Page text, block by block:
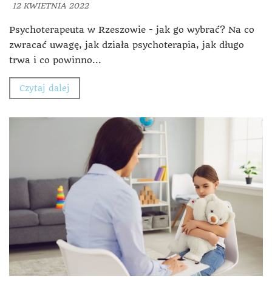
12 KWIETNIA 2022
Psychoterapeuta w Rzeszowie - jak go wybrać? Na co
zwracać uwagę, jak działa psychoterapia, jak długo
trwa i co powinno...
Czytaj dalej